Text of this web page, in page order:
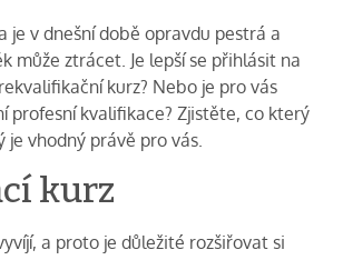
je v dnešní době opravdu pestrá a
může ztrácet. Je lepší se přihlásit na
kurz? Nebo je pro vás
profesní kvalifikace? Zjistěte, co který
je vhodný právě pro vás.
kurz
a proto je důležité rozšiřovat si